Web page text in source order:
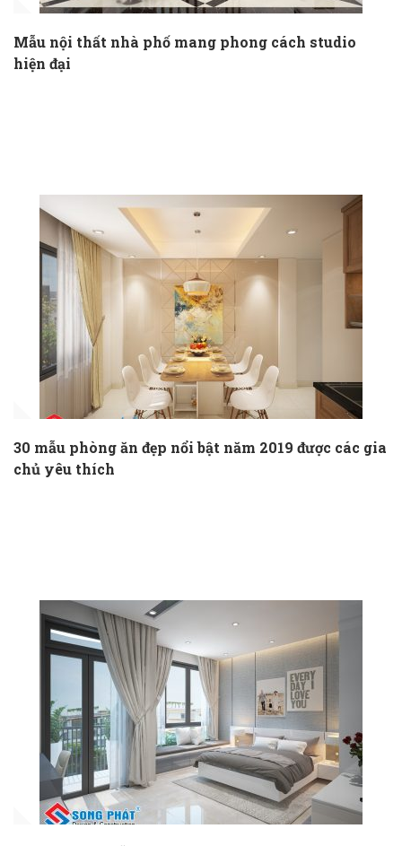
Mẫu nội thất nhà phố mang phong cách studio
hiện đại
30 mẫu phòng ăn đẹp nổi bật năm 2019 được các gia
chủ yêu thích